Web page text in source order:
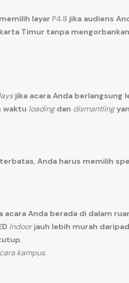
layar P4.8 jika audiens
Timur tanpa mengorbankan
jika acara Anda berlangsung
waktu loading dan dismantling
terbatas, Anda harus memilih
acara Anda berada di dalam
Indoor jauh lebih murah
.
kampus.